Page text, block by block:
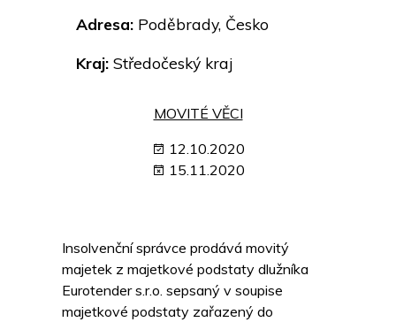
Adresa: Poděbrady, Česko
Kraj: Středočeský kraj
MOVITÉ VĚCI
12.10.2020
15.11.2020
Insolvenční správce prodává movitý
majetek z majetkové podstaty dlužníka
Eurotender s.r.o. sepsaný v soupise
majetkové podstaty zařazený do